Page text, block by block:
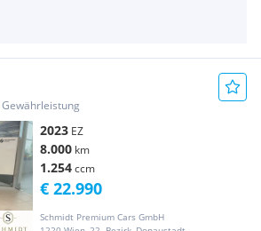
2023 EZ
8.000 km
1.254ccm
Schmidt Premium Cars GmbH
€ 22.990